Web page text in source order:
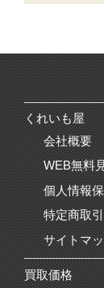
くれいも屋
会社概要
WEB無料
個人情報
特定商取
サイトマ
買取価格